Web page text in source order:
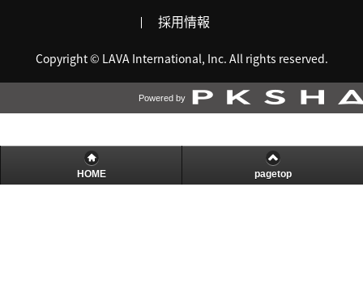
採用情報
Copyright © LAVA International, Inc. All rights reserved.
Powered by
HOME pagetop